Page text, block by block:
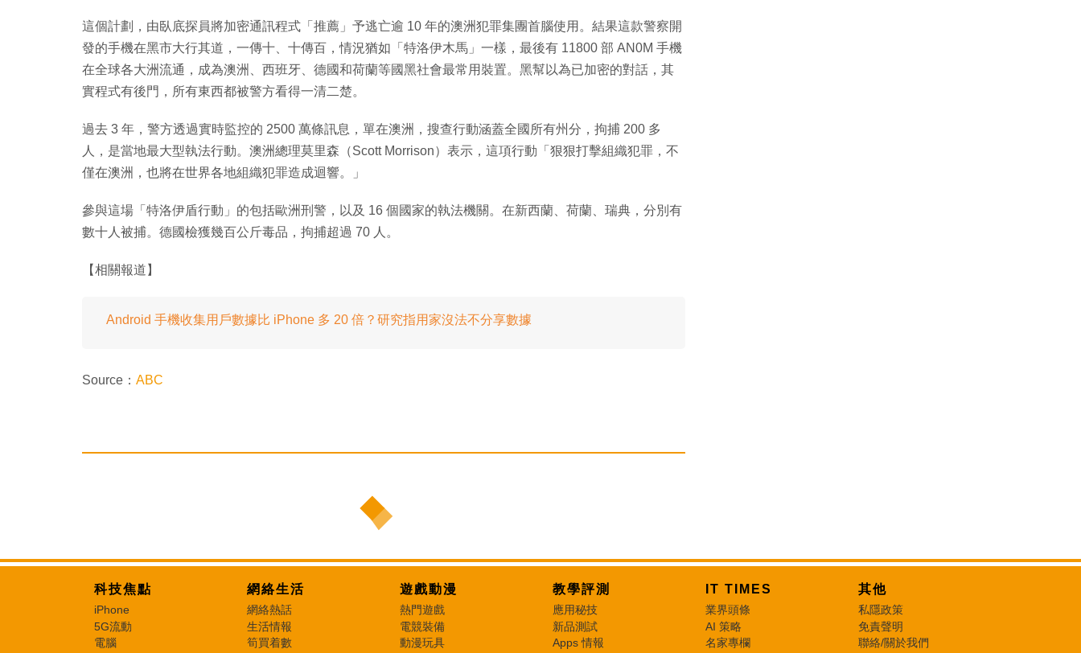
這個計劃，由臥底探員將加密通訊程式「推薦」予逃亡逾 10 年的澳洲犯罪集團首腦使用。結果這款警察開
發的手機在黑市大行其道，一傳十、十傳百，情況猶如「特洛伊木馬」一樣，最後有 11800 部 AN0M 手機
在全球各大洲流通，成為澳洲、西班牙、德國和荷蘭等國黑社會最常用裝置。黑幫以為已加密的對話，其
實程式有後門，所有東西都被警方看得一清二楚。
過去 3 年，警方透過實時監控的 2500 萬條訊息，單在澳洲，搜查行動涵蓋全國所有州分，拘捕 200 多
人，是當地最大型執法行動。澳洲總理莫里森（Scott Morrison）表示，這項行動「狠狠打擊組織犯罪，不
僅在澳洲，也將在世界各地組織犯罪造成迴響。」
參與這場「特洛伊盾行動」的包括歐洲刑警，以及 16 個國家的執法機關。在新西蘭、荷蘭、瑞典，分別有
數十人被捕。德國檢獲幾百公斤毒品，拘捕超過 70 人。
【相關報道】
Android 手機收集用戶數據比 iPhone 多 20 倍？研究指用家沒法不分享數據
Source： ABC
科技焦點
iPhone
5G流動
電腦
網絡生活
網絡熱話
生活情報
筍買着數
遊戲動漫
熱門遊戲
電競裝備
動漫玩具
教學評測
應用秘技
新品測試
Apps 情報
IT TIMES
業界頭條
AI 策略
名家專欄
其他
私隱政策
免責聲明
聯絡/關於我們